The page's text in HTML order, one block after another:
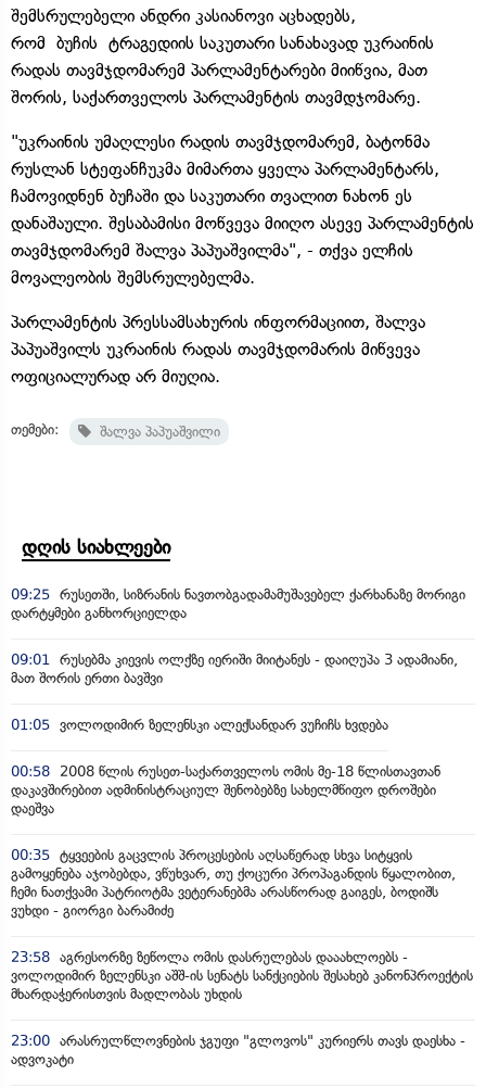
შემსრულებელი ანდრი კასიანოვი აცხადებს,
რომ ბუჩის ტრაგედიის საკუთარი სანახავად უკრაინის
რადას თავმჯდომარემ პარლამენტარები მიიწვია, მათ
შორის, საქართველოს პარლამენტის თავმდჯომარე.
"უკრაინის უმაღლესი რადის თავმჯდომარემ, ბატონმა
რუსლან სტეფანჩუკმა მიმართა ყველა პარლამენტარს,
ჩამოვიდნენ ბუჩაში და საკუთარი თვალით ნახონ ეს
დანაშაული. შესაბამისი მოწვევა მიიღო ასევე პარლამენტის
თავმჯდომარემ შალვა პაპუაშვილმა", - თქვა ელჩის
მოვალეობის შემსრულებელმა.
პარლამენტის პრესსამსახურის ინფორმაციით, შალვა
პაპუაშვილს უკრაინის რადას თავმჯდომარის მიწვევა
ოფიციალურად არ მიუღია.
თემები: შალვა პაპუაშვილი
დღის სიახლეები
09:25 რუსეთში, სიზრანის ნავთობგადამამუშავებელ ქარხანაზე მორიგი
დარტყმები განხორციელდა
09:01
რუსებმა კიევის ოლქზე იერიში მიიტანეს - დაიღუპა 3 ადამიანი,
მათ შორის ერთი ბავშვი
01:05 ვოლოდიმირ ზელენსკი ალექსანდარ ვუჩიჩს ხვდება
00:58
2008 წლის რუსეთ-საქართველოს ომის მე-18 წლისთავთან
დაკავშირებით ადმინისტრაციულ შენობებზე სახელმწიფო დროშები
დაეშვა
00:35 ტყვეების გაცვლის პროცესების აღსაწერად სხვა სიტყვის
გამოყენება აჯობებდა, ვწუხვარ, თუ ქოცური პროპაგანდის წყალობით,
ჩემი ნათქვამი პატრიოტმა ვეტერანებმა არასწორად გაიგეს, ბოდიშს
ვუხდი - გიორგი ბარამიძე
23:58 აგრესორზე ზეწოლა ომის დასრულებას დააახლოებს -
ვოლოდიმირ ზელენსკი აშშ-ის სენატს სანქციების შესახებ კანონპროექტის
მხარდაჭერისთვის მადლობას უხდის
23:00 არასრულწლოვნების ჯგუფი "გლოვოს" კურიერს თავს დაესხა -
ადვოკატი